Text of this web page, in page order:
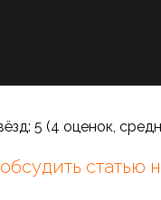
(4 оценок,
обсудить статью